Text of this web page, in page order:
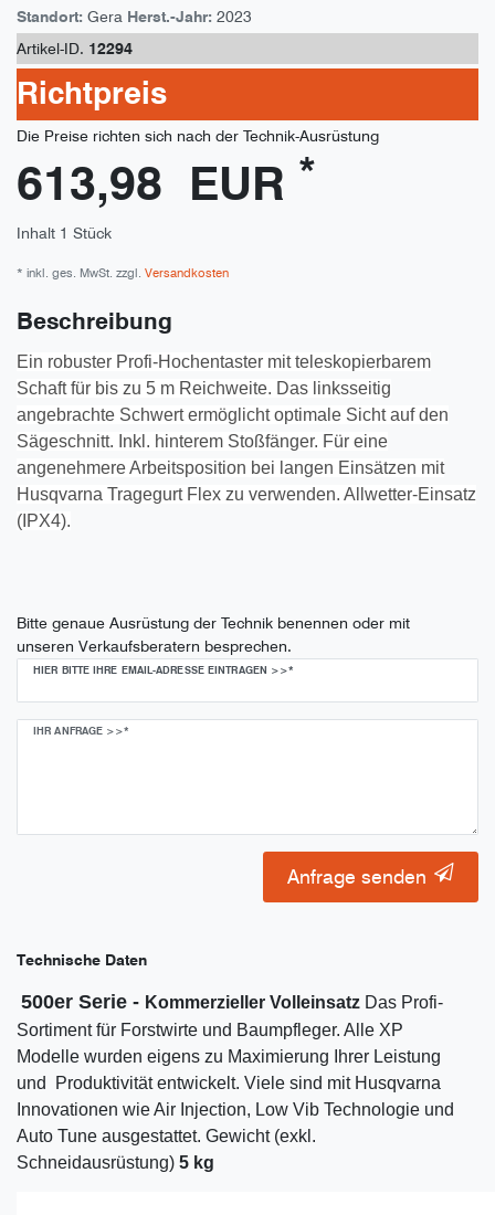
Standort: Gera Herst.-Jahr: 2023
Artikel-ID. 12294
Richtpreis
Die Preise richten sich nach der Technik-Ausrüstung
613,98 EUR *
Inhalt 1 Stück
* inkl. ges. MwSt. zzgl. Versandkosten
Beschreibung
Ein robuster Profi-Hochentaster mit teleskopierbarem
Schaft für bis zu 5 m Reichweite. Das linksseitig
angebrachte Schwert ermöglicht optimale Sicht auf den
Sägeschnitt. Inkl. hinterem Stoßfänger. Für eine
angenehmere Arbeitsposition bei langen Einsätzen mit
Husqvarna Tragegurt Flex zu verwenden. Allwetter-Einsatz
(IPX4).
Bitte genaue Ausrüstung der Technik benennen oder mit
unseren Verkaufsberatern besprechen.
HIER BITTE IHRE EMAIL-ADRESSE EINTRAGEN >>*
IHR ANFRAGE >>*
Anfrage senden
Technische Daten
500er Serie - Kommerzieller Volleinsatz Das Profi-
Sortiment für Forstwirte und Baumpfleger. Alle XP
Modelle wurden eigens zu Maximierung Ihrer Leistung
und Produktivität entwickelt. Viele sind mit Husqvarna
Innovationen wie Air Injection, Low Vib Technologie und
Auto Tune ausgestattet. Gewicht (exkl.
Schneidausrüstung) 5 kg